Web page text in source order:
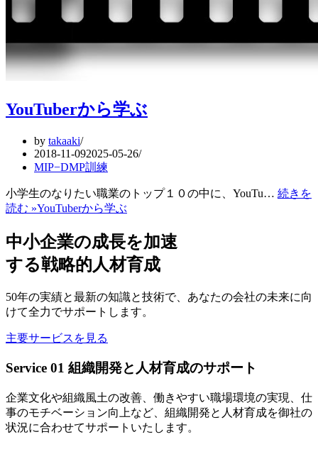
YouTuberから学ぶ
by takaaki
2018-11-092025-05-26
MIP−DMP訓練
小学生のなりたい職業のトップ１０の中に、YouTu… 続きを
読む »YouTuberから学ぶ
中小企業の成長を加速
する戦略的人材育成
50年の実績と最新の知識と技術で、あなたの会社の未来に向
けて全力でサポートします。
主要サービスを見る
Service 01 組織開発と人材育成のサポート
企業文化や組織風土の改善、働きやすい職場環境の実現、仕
事のモチベーション向上など、組織開発と人材育成を御社の
状況に合わせてサポートいたします。